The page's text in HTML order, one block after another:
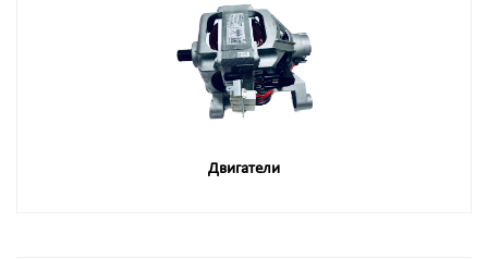
Двигатели